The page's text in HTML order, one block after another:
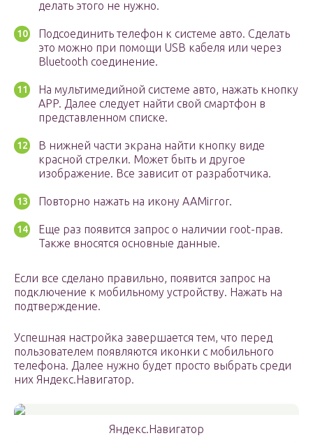
делать этого не нужно.
Подсоединить телефон к системе авто. Сделать
это можно при помощи USB кабеля или через
Bluetooth соединение.
На мультимедийной системе авто, нажать кнопку
APP. Далее следует найти свой смартфон в
представленном списке.
В нижней части экрана найти кнопку виде
красной стрелки. Может быть и другое
изображение. Все зависит от разработчика.
Повторно нажать на икону AAMirror.
Еще раз появится запрос о наличии root-прав.
Также вносятся основные данные.
Если все сделано правильно, появится запрос на
подключение к мобильному устройству. Нажать на
подтверждение.
Успешная настройка завершается тем, что перед
пользователем появляются иконки с мобильного
телефона. Далее нужно будет просто выбрать среди
них Яндекс.Навигатор.
Яндекс.Навигатор